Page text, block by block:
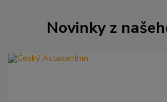
Novinky z